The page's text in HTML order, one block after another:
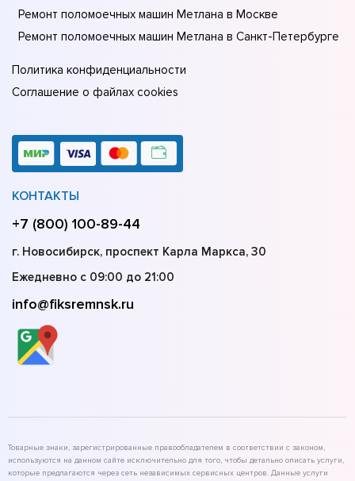
Ремонт поломоечных машин Метлана в Москве
Ремонт поломоечных машин Метлана в Санкт-Петербурге
Политика конфиденциальности
Соглашение о файлах cookies
КОНТАКТЫ
+7 (800) 100-89-44
г. Новосибирск, проспект Карла Маркса, 30
Ежедневно с 09:00 до 21:00
info@fiksremnsk.ru
Товарные знаки, зарегистрированные правообладателем в соответствии с законом,
используются на данном сайте исключительно для того, чтобы детально описать услуги,
которые предлагаются через сеть независимых сервисных центров. Данные услуги